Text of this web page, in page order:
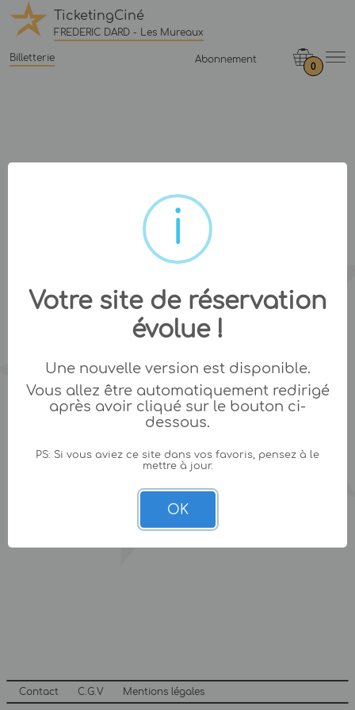
TicketingCiné
FREDERIC DARD - Les Mureaux
Billetterie Abonnement
0
Contact C.G.V Mentions légales
Votre site de réservation
évolue !
Une nouvelle version est disponible.
Vous allez être automatiquement redirigé
après avoir cliqué sur le bouton ci-
dessous.
PS: Si vous aviez ce site dans vos favoris, pensez à le
mettre à jour.
OK